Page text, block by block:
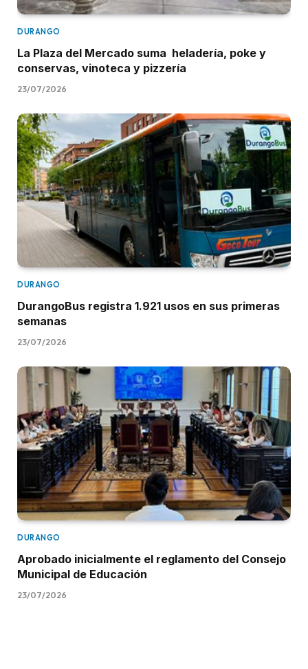
DURANGO
La Plaza del Mercado suma heladería, poke y
conservas, vinoteca y pizzería
23/07/2026
DURANGO
DurangoBus registra 1.921 usos en sus primeras
semanas
23/07/2026
DURANGO
Aprobado inicialmente el reglamento del Consejo
Municipal de Educación
23/07/2026